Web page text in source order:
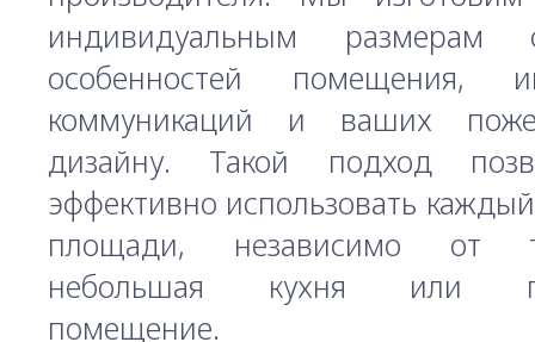
индивидуальным
особенностей помещения,
коммуникаций и ваших
дизайну. Такой подход
эффективно использовать
площади, независимо от
небольшая кухня или
помещение.